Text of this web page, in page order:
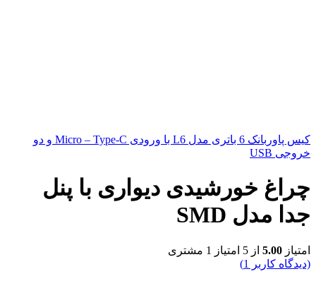
کیس پاوربانک 6 باتری مدل L6 با ورودی Micro – Type-C و دو
خروجی USB
چراغ خورشیدی دیواری با پنل
جدا مدل SMD
امتیاز 5.00 از 5 امتیاز 1 مشتری
(دیدگاه کاربر
1
)